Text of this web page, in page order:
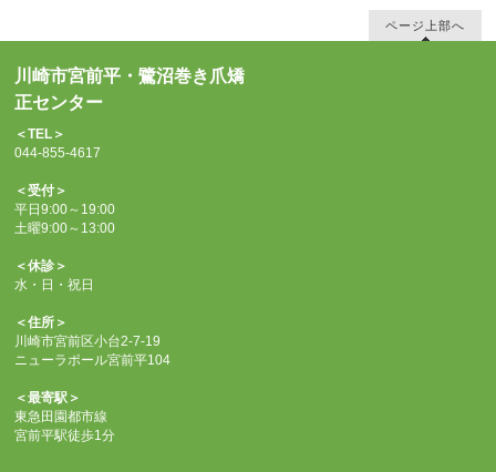
ページ上部へ
川崎市宮前平・鷺沼巻き爪矯
正センター
＜TEL＞
044-855-4617
＜受付＞
平日9:00～19:00
土曜9:00～13:00
＜休診＞
水・日・祝日
＜住所＞
川崎市宮前区小台2-7-19
ニューラポール宮前平104
＜最寄駅＞
東急田園都市線
宮前平駅徒歩1分